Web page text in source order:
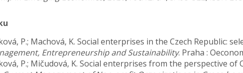
P.; Machová, K. Social enterprises in the Czech Republic:
Entrepreneurship and Sustainability. Praha :
P.; Mičudová, K. Social enterprises from the perspective of